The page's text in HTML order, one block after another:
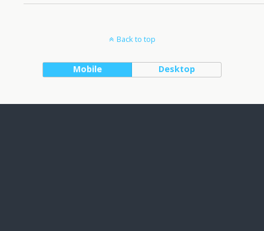
Back to top
Mobile Desktop